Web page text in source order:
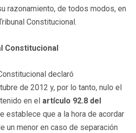
razonamiento, de todos modos, en
Constitucional.
Constitucional
declaró
de 2012 y, por lo tanto, nulo el
en el artículo 92.8 del
establece que a la hora de acordar
un menor en caso de separación